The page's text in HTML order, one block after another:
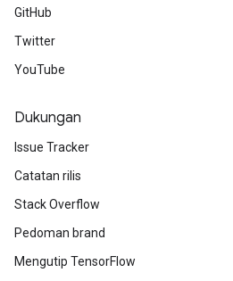
GitHub
Twitter
YouTube
Dukungan
Issue Tracker
Catatan rilis
Stack Overflow
Pedoman brand
Mengutip TensorFlow